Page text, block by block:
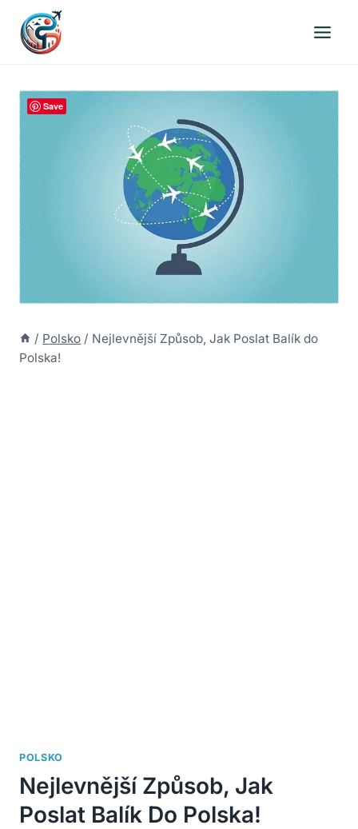
Přeskočit
obsah
/ Polsko / Nejlevnější Způsob, Jak Poslat Balík do
Polska!
POLSKO
Nejlevnější Způsob, Jak
Poslat Balík Do Polska!
Save